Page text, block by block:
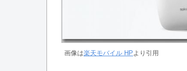
画像は楽天モバイル HPより引用